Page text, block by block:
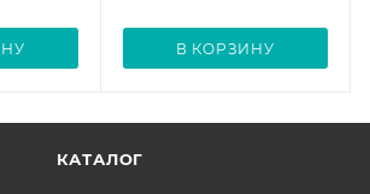
В КОРЗИНУ
КАТАЛОГ